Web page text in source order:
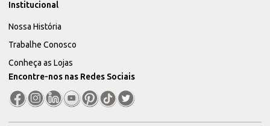
Institucional
Nossa História
Trabalhe Conosco
Conheça as Lojas
Encontre-nos nas Redes Sociais